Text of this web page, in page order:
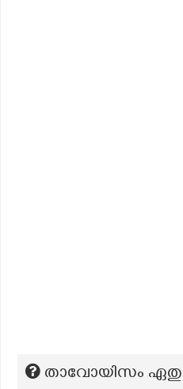
താവോയിസം ഏതു